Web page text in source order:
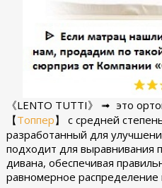
《LENTO TUTTI》 ➟ это
【Топпер】
с средней
разработанный для
подходит для выравнивания
дивана, обеспечивая
равномерное распределение